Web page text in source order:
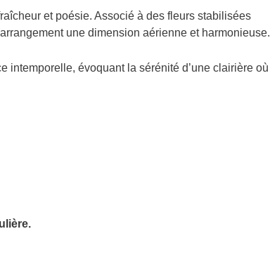
et poésie. Associé à des fleurs stabilisées
une dimension aérienne et harmonieuse.
intemporelle, évoquant la sérénité d’une clairière où